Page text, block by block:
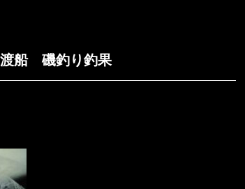
渡船 磯釣り釣果